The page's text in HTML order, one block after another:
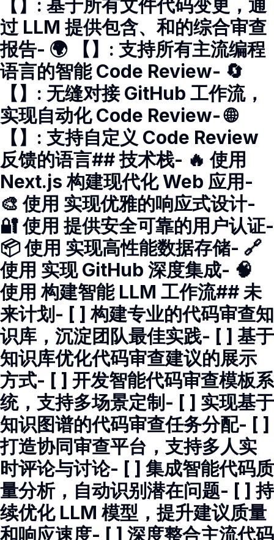
【】: 基于所有文件代码变更，通
过 LLM 提供包含、和的综合审查
报告- 🌍 【】: 支持所有主流编程
语言的智能 Code Review- 🔄
【】: 无缝对接 GitHub 工作流，
实现自动化 Code Review- 🌐
【】: 支持自定义 Code Review
反馈的语言## 技术栈- 🔥 使用
Next.js 构建现代化 Web 应用-
🎨 使用 实现优雅的响应式设计-
🔐 使用 提供安全可靠的用户认证-
📦 使用 实现高性能数据存储- 🔗
使用 实现 GitHub 深度集成- 🧠
使用 构建智能 LLM 工作流## 未
来计划- [ ] 构建专业的代码审查知
识库，沉淀团队最佳实践- [ ] 基于
知识库优化代码审查建议的展示
方式- [ ] 开发智能代码审查模板系
统，支持多场景定制- [ ] 实现基于
知识图谱的代码审查任务分配- [ ]
打造协同审查平台，支持多人实
时评论与讨论- [ ] 集成智能代码质
量分析，自动识别潜在问题- [ ] 持
续优化 LLM 模型，提升建议质量
和响应速度- [ ] 深度整合主流代码